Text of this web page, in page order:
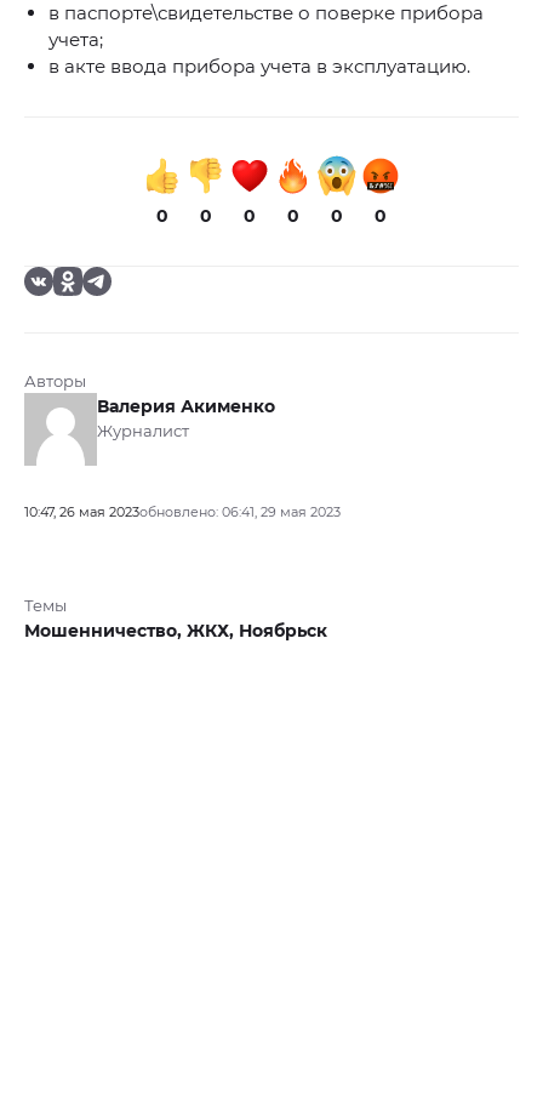
в паспорте\свидетельстве о поверке прибора
учета;
в акте ввода прибора учета в эксплуатацию.
0 0 0 0 0 0
Авторы
Валерия Акименко
Журналист
10:47, 26 мая 2023обновлено: 06:41, 29 мая 2023
Темы
Мошенничество, ЖКХ, Ноябрьск